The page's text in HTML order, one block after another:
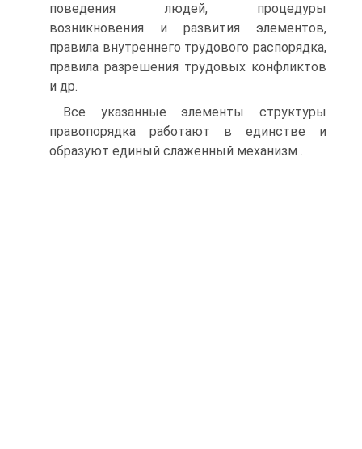
поведения людей, процедуры
возникновения и развития элементов,
правила внутреннего трудового распорядка,
правила разрешения трудовых конфликтов
и др.
Все указанные элементы структуры
правопорядка работают в единстве и
образуют единый слаженный механизм .